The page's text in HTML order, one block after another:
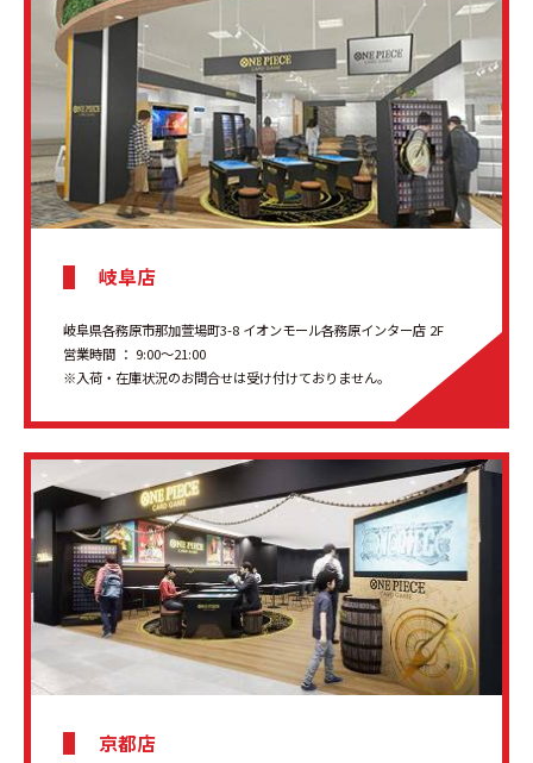
岐阜店
岐阜県各務原市那加萱場町3-8 イオンモール各務原インター店 2F
営業時間 ： 9:00～21:00
※入荷・在庫状況のお問合せは受け付けておりません。
京都店